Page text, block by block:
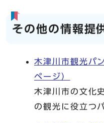
その他の情報提
木津川市観光パ
ページ）
木津川市の文化
の観光に役立つ